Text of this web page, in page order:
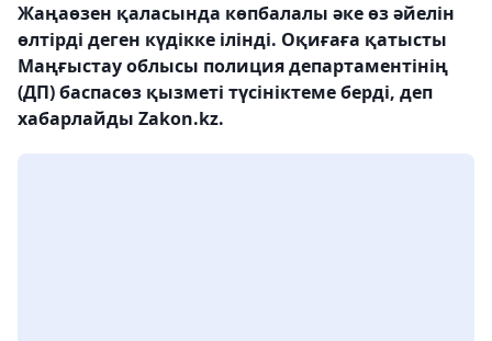
Жаңаөзен қаласында көпбалалы әке өз әйелін
өлтірді деген күдікке ілінді. Оқиғаға қатысты
Маңғыстау облысы полиция департаментінің
(ДП) баспасөз қызметі түсініктеме берді, деп
хабарлайды Zakon.kz.